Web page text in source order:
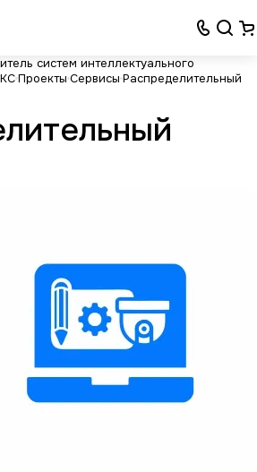
систем интеллектуального
Проекты Сервисы Распределительный